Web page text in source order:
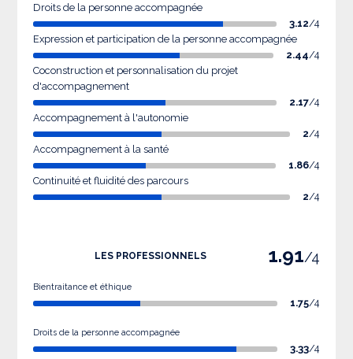
Droits de la personne accompagnée
3.12/4
Expression et participation de la personne accompagnée
2.44/4
Coconstruction et personnalisation du projet
d'accompagnement
2.17/4
Accompagnement à l'autonomie
2/4
Accompagnement à la santé
1.86/4
Continuité et fluidité des parcours
2/4
LES PROFESSIONNELS 1.91/4
Bientraitance et éthique
1.75/4
Droits de la personne accompagnée
3.33/4